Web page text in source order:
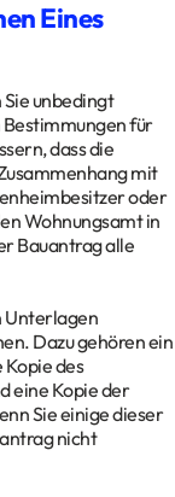
Eines
unbedingt
für
dass die
mit
oder
Wohnungsamt in
Bauantrag alle
Unterlagen
Dazu gehören ein
des
eine Kopie der
Sie einige dieser
nicht